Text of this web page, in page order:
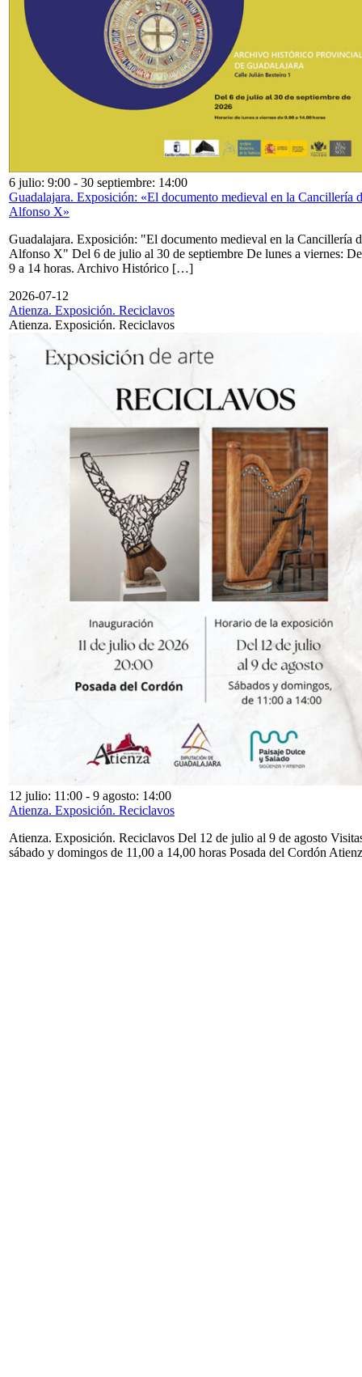
6 julio: 9:00 - 30 septiembre: 14:00
Guadalajara. Exposición: «El documento medieval en la Cancillería
Alfonso X»
Guadalajara. Exposición: "El documento medieval en la Cancillería
Alfonso X" Del 6 de julio al 30 de septiembre De lunes a viernes: De
9 a 14 horas. Archivo Histórico […]
2026-07-12
Atienza. Exposición. Reciclavos
Atienza. Exposición. Reciclavos
12 julio: 11:00 - 9 agosto: 14:00
Atienza. Exposición. Reciclavos
Atienza. Exposición. Reciclavos Del 12 de julio al 9 de agosto
sábado y domingos de 11,00 a 14,00 horas Posada del Cordón